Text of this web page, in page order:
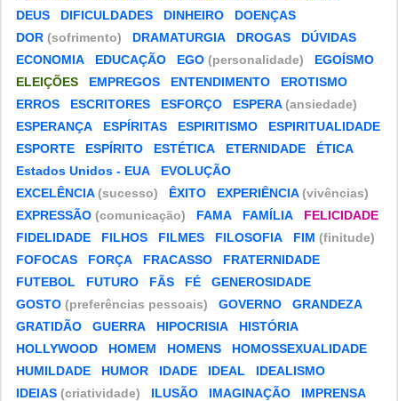
DEUS
DIFICULDADES DINHEIRO
DOENÇAS
DOR (sofrimento) DRAMATURGIA DROGAS
DÚVIDAS
ECONOMIA
EDUCAÇÃO EGO (personalidade)
EGOÍSMO
ELEIÇÕES
EMPREGOS ENTENDIMENTO
EROTISMO
ERROS
ESCRITORES ESFORÇO ESPERA(ansiedade)
ESPERANÇA
ESPÍRITAS ESPIRITISMO
ESPIRITUALIDADE
ESPORTE
ESPÍRITO ESTÉTICA ETERNIDADE
ÉTICA
Estados Unidos - EUA
EVOLUÇÃO
EXCELÊNCIA(sucesso) ÊXITO EXPERIÊNCIA(vivências)
EXPRESSÃO (comunicação) FAMA FAMÍLIA
FELICIDADE
FIDELIDADE
FILHOS FILMES FILOSOFIA FIM (finitude)
FOFOCAS
FORÇA FRACASSO
FRATERNIDADE
FUTEBOL
FUTURO FÃS FÉ
GENEROSIDADE
GOSTO (preferências pessoais) GOVERNO
GRANDEZA
GRATIDÃO
GUERRA HIPOCRISIA
HISTÓRIA
HOLLYWOOD
HOMEM HOMENS
HOMOSSEXUALIDADE
HUMILDADE
HUMOR IDADE IDEAL
IDEALISMO
IDEIAS (criatividade) ILUSÃO IMAGINAÇÃO
IMPRENSA